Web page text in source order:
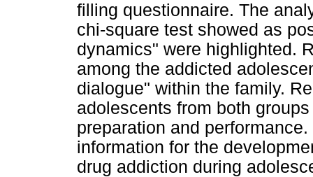
filling questionnaire. The
chi-square test showed as
dynamics" were highlighted.
among the addicted
dialogue" within the family.
adolescents from both
preparation and
information for the
drug addiction during